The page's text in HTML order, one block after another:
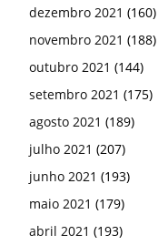
dezembro 2021 (160)
novembro 2021 (188)
outubro 2021 (144)
setembro 2021 (175)
agosto 2021 (189)
julho 2021 (207)
junho 2021 (193)
maio 2021 (179)
abril 2021 (193)